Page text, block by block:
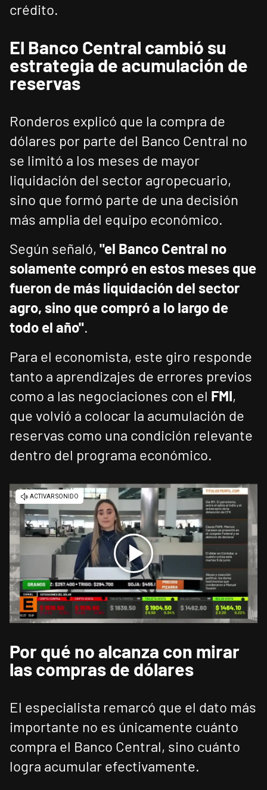
crédito.
El Banco Central cambió su
estrategia de acumulación de
reservas
Ronderos explicó que la compra de
dólares por parte del Banco Central no
se limitó a los meses de mayor
liquidación del sector agropecuario,
sino que formó parte de una decisión
más amplia del equipo económico.
Según señaló, "el Banco Central no
solamente compró en estos meses que
fueron de más liquidación del sector
agro, sino que compró a lo largo de
todo el año".
Para el economista, este giro responde
tanto a aprendizajes de errores previos
como a las negociaciones con el FMI,
que volvió a colocar la acumulación de
reservas como una condición relevante
dentro del programa económico.
Por qué no alcanza con mirar
las compras de dólares
El especialista remarcó que el dato más
importante no es únicamente cuánto
compra el Banco Central, sino cuánto
logra acumular efectivamente.